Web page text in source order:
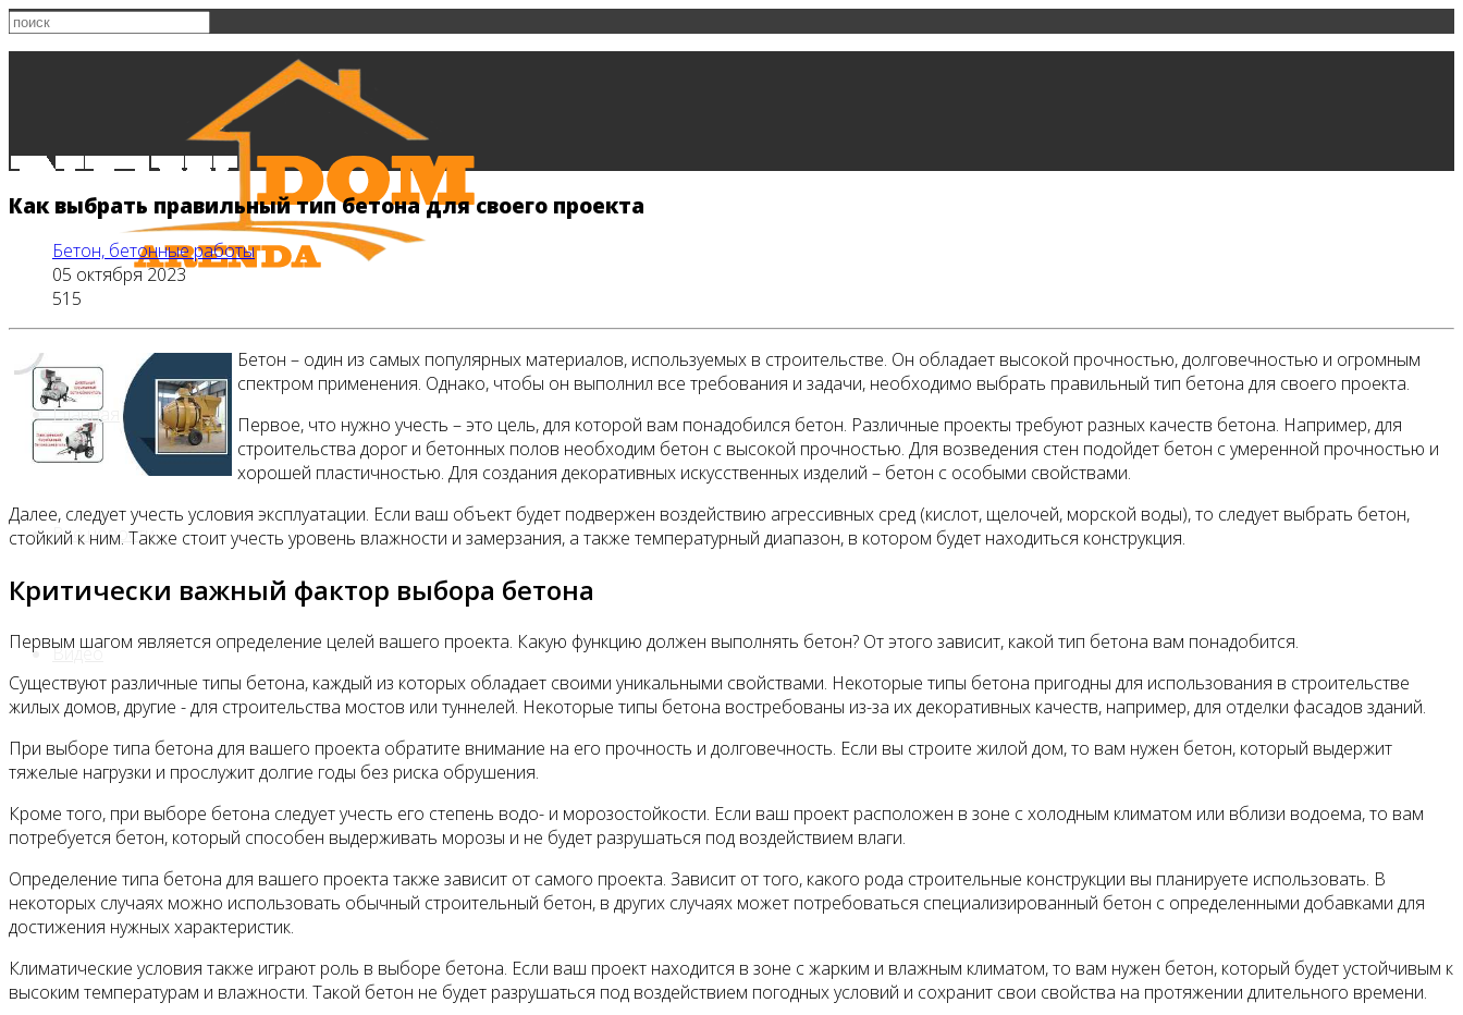
Главная
Все новости
Видео
Как выбрать правильный тип бетона для своего проекта
Бетон, бетонные работы
05 октября 2023
515
Бетон – один из самых популярных материалов, используемых в строительстве. Он обладает высокой прочностью, долговечностью и огромным
спектром применения. Однако, чтобы он выполнил все требования и задачи, необходимо выбрать правильный тип бетона для своего проекта.
Первое, что нужно учесть – это цель, для которой вам понадобился бетон. Различные проекты требуют разных качеств бетона. Например, для
строительства дорог и бетонных полов необходим бетон с высокой прочностью. Для возведения стен подойдет бетон с умеренной прочностью и
хорошей пластичностью. Для создания декоративных искусственных изделий – бетон с особыми свойствами.
Далее, следует учесть условия эксплуатации. Если ваш объект будет подвержен воздействию агрессивных сред (кислот, щелочей, морской воды), то следует выбрать бетон,
стойкий к ним. Также стоит учесть уровень влажности и замерзания, а также температурный диапазон, в котором будет находиться конструкция.
Критически важный фактор выбора бетона
Первым шагом является определение целей вашего проекта. Какую функцию должен выполнять бетон? От этого зависит, какой тип бетона вам понадобится.
Существуют различные типы бетона, каждый из которых обладает своими уникальными свойствами. Некоторые типы бетона пригодны для использования в строительстве
жилых домов, другие - для строительства мостов или туннелей. Некоторые типы бетона востребованы из-за их декоративных качеств, например, для отделки фасадов зданий.
При выборе типа бетона для вашего проекта обратите внимание на его прочность и долговечность. Если вы строите жилой дом, то вам нужен бетон, который выдержит
тяжелые нагрузки и прослужит долгие годы без риска обрушения.
Кроме того, при выборе бетона следует учесть его степень водо- и морозостойкости. Если ваш проект расположен в зоне с холодным климатом или вблизи водоема, то вам
потребуется бетон, который способен выдерживать морозы и не будет разрушаться под воздействием влаги.
Определение типа бетона для вашего проекта также зависит от самого проекта. Зависит от того, какого рода строительные конструкции вы планируете использовать. В
некоторых случаях можно использовать обычный строительный бетон, в других случаях может потребоваться специализированный бетон с определенными добавками для
достижения нужных характеристик.
Климатические условия также играют роль в выборе бетона. Если ваш проект находится в зоне с жарким и влажным климатом, то вам нужен бетон, который будет устойчивым к
высоким температурам и влажности. Такой бетон не будет разрушаться под воздействием погодных условий и сохранит свои свойства на протяжении длительного времени.